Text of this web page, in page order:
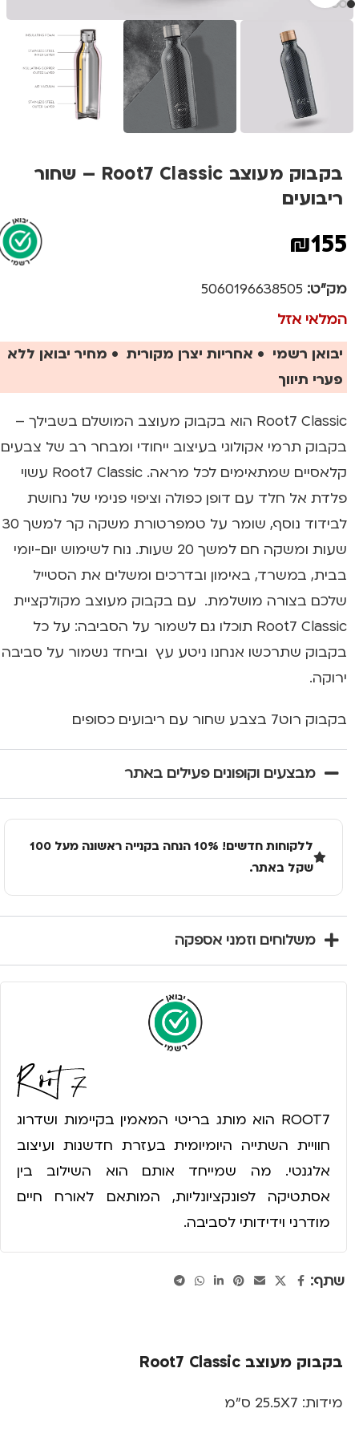
בקבוק מעוצב Root7 Classic – שחור
ריבועים
₪155
מק"ט: 5060196638505
המלאי אזל
יבואן רשמי • אחריות יצרן מקורית • מחיר יבואן ללא
פערי תיווך
Root7 Classic הוא בקבוק מעוצב המושלם בשבילך –
בקבוק תרמי אקולוגי בעיצוב ייחודי ומבחר רב של צבעים
קלאסיים שמתאימים לכל מראה. Root7 Classic עשוי
פלדת אל חלד עם דופן כפולה וציפוי פנימי של נחושת
לבידוד נוסף, שומר על טמפרטורת משקה קר למשך 30
שעות ומשקה חם למשך 20 שעות. נוח לשימוש יום-יומי
בבית, במשרד, באימון ובדרכים ומשלים את הסטייל
שלכם בצורה מושלמת. עם בקבוק מעוצב מקולקציית
Root7 Classic תוכלו גם לשמור על הסביבה: על כל
בקבוק שתרכשו אנחנו ניטע עץ וביחד נשמור על סביבה
ירוקה.
בקבוק רוט7 בצבע שחור עם ריבועים כסופים
מבצעים וקופונים פעילים באתר
ללקוחות חדשים! 10% הנחה בקנייה ראשונה מעל 100
שקל באתר.
משלוחים וזמני אספקה
ROOT7 הוא מותג בריטי המאמין בקיימות ושדרוג
חוויית השתייה היומיומית בעזרת חדשנות ועיצוב
אלגנטי. מה שמייחד אותם הוא השילוב בין
אסתטיקה לפונקציונליות, המותאם לאורח חיים
מודרני וידידותי לסביבה.
שתף:
בקבוק מעוצב Root7 Classic
מידות: 25.5X7 ס"מ